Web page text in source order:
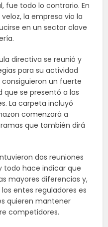
fue todo lo contrario. En
la empresa vio la
en un sector clave
directiva se reunió y
para su actividad
un fuerte
que se presentó a las
La carpeta incluyó
comenzará a
que también dirá
dos reuniones
todo hace indicar que
mayores diferencias y,
entes reguladores es
quieren mantener
competidores.